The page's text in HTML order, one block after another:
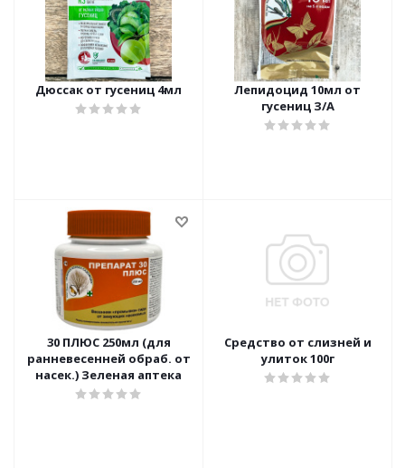
Дюссак от гусениц 4мл
Лепидоцид 10мл от
гусениц З/А
30 ПЛЮС 250мл (для
ранневесенней обраб. от
насек.) Зеленая аптека
Средство от слизней и
улиток 100г